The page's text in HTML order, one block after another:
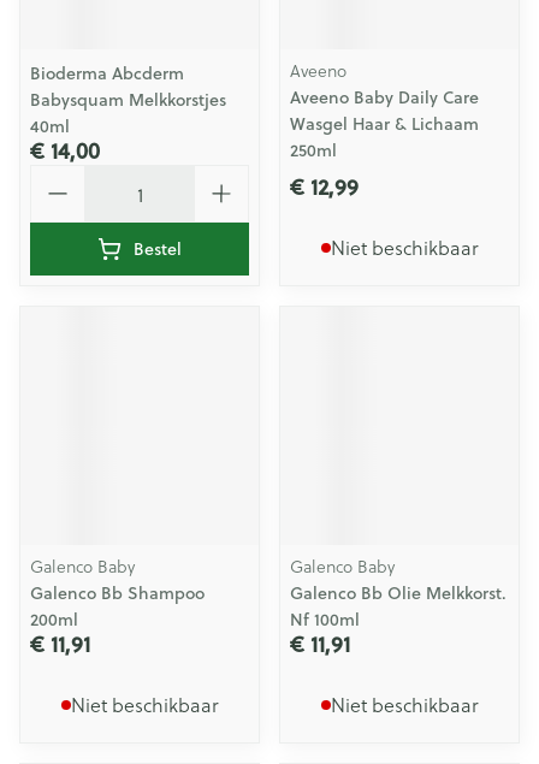
Bioderma Abcderm
Babysquam Melkkorstjes
40ml
€ 14,00
Bestel
Aveeno
Aveeno Baby Daily Care
Wasgel Haar & Lichaam
250ml
€ 12,99
Niet beschikbaar
Galenco Baby
Galenco Bb Shampoo
200ml
€ 11,91
Niet beschikbaar
Galenco Baby
Galenco Bb Olie Melkkorst.
Nf 100ml
€ 11,91
Niet beschikbaar